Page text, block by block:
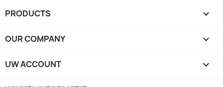
PRODUCTS 
OUR COMPANY 
UW ACCOUNT 